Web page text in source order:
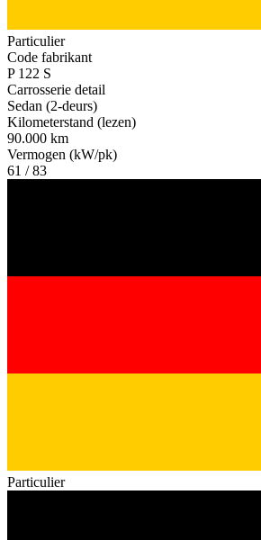
Particulier
Code fabrikant
P 122 S
Carrosserie detail
Sedan (2-deurs)
Kilometerstand (lezen)
90.000 km
Vermogen (kW/pk)
61 / 83
Particulier